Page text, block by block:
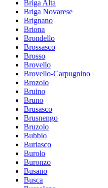
Briga Alta
Briga Novarese
Brignano
Briona
Brondello
Brossasco
Brosso
Brovello
Brovello-Carpugnino
Brozolo
Bruino
Bruno
Brusasco
Brusnengo
Bruzolo
Bubbio
Buriasco
Burolo
Buronzo
Busano
Busca